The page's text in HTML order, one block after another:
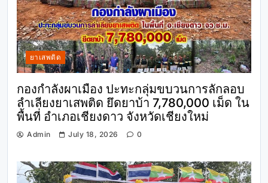
ยาเสพติด
กองกำลังผาเมือง ปะทะกลุ่มขบวนการลักลอบ
ลำเลียงยาเสพติด ยึดยาบ้า 7,780,000 เม็ด ใน
พื้นที่ อำเภอเชียงดาว จังหวัดเชียงใหม่
Admin July 18, 2026 0